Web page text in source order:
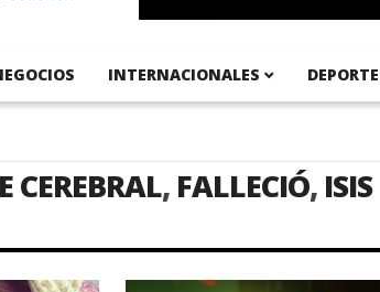
INTERNACIONALES
CEREBRAL, FALLECIÓ, ISIS